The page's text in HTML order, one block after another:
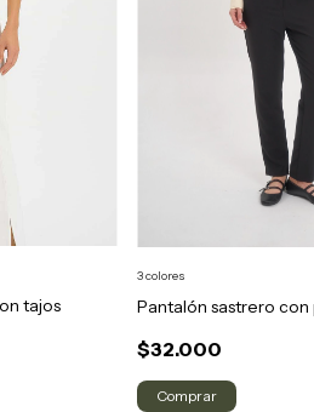
tajos
Pantalón sastrero con
$32.000
3 colores
Comprar